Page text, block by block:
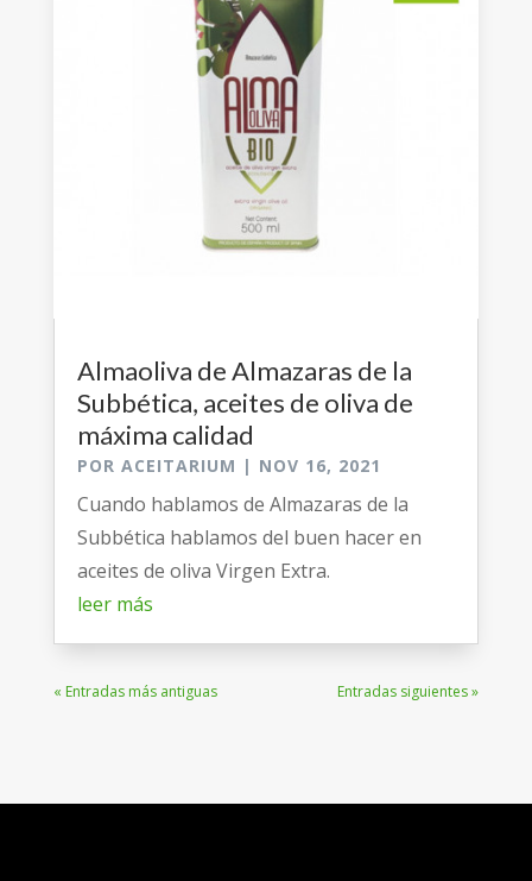
Almaoliva de Almazaras de la
Subbética, aceites de oliva de
máxima calidad
POR ACEITARIUM | NOV 16, 2021
Cuando hablamos de Almazaras de la
Subbética hablamos del buen hacer en
aceites de oliva Virgen Extra.
leer más
« Entradas más antiguas Entradas siguientes »